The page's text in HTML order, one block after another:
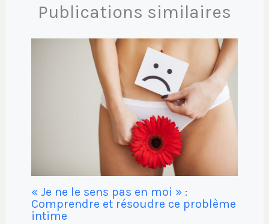
Publications similaires
« Je ne le sens pas en moi » :
Comprendre et résoudre ce problème
intime